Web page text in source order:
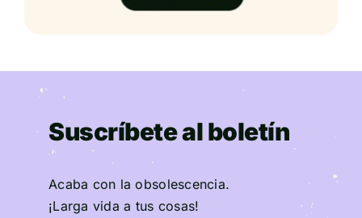
Suscríbete al boletín
Acaba con la obsolescencia.
¡Larga vida a tus cosas!